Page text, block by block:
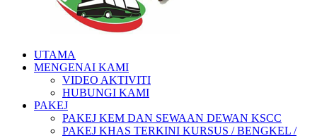
UTAMA
MENGENAI KAMI
VIDEO AKTIVITI
HUBUNGI KAMI
PAKEJ
PAKEJ KEM DAN SEWAAN DEWAN KSCC
PAKEJ KHAS TERKINI KURSUS / BENGKEL /